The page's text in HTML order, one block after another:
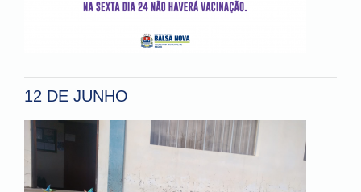
12 DE JUNHO